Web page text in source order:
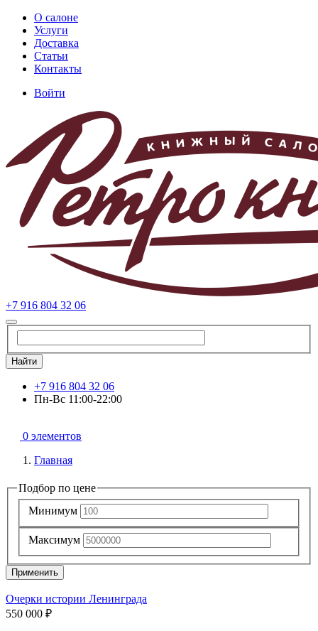
Перейти
основному
содержанию
Основная
навигация
О салоне
Услуги
Доставка
Статьи
Контакты
учётной
записи
пользователя
Войти
+7 916 804 32 06
Найти
+7 916 804 32 06
Пн-Вс 11:00-22:00
0 элементов
Главная
Подбор по цене
Минимум
Максимум
Применить
Очерки истории Ленинграда
550 000 ₽